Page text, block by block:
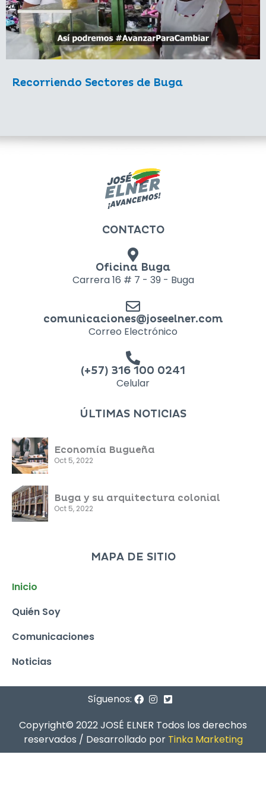
Recorriendo Sectores de Buga
CONTACTO
Oficina Buga
Carrera 16 # 7 - 39 - Buga
comunicaciones@joseelner.com
Correo Electrónico
(+57) 316 100 0241
Celular
ÚLTIMAS NOTICIAS
Economía Bugueña
Oct 5, 2022
Buga y su arquitectura colonial
Oct 5, 2022
MAPA DE SITIO
Inicio
Quién Soy
Comunicaciones
Noticias
Copyright© 2022 JOSÉ ELNER Todos los derechos
reservados / Desarrollado por Tinka Marketing
Síguenos: